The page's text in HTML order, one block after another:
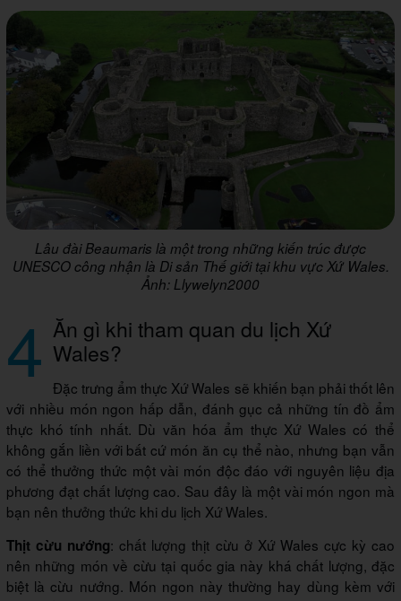
Lâu đài Beaumaris là một trong những kiến trúc được
UNESCO công nhận là Di sản Thế giới tại khu vực Xứ Wales.
Ảnh: Llywelyn2000
4 Ăn gì khi tham quan du lịch Xứ
Wales?
Đặc trưng ẩm thực Xứ Wales sẽ khiến bạn phải thốt lên
với nhiều món ngon hấp dẫn, đánh gục cả những tín đồ ẩm
thực khó tính nhất. Dù văn hóa ẩm thực Xứ Wales có thể
không gắn liền với bất cứ món ăn cụ thể nào, nhưng bạn vẫn
có thể thưởng thức một vài món độc đáo với nguyên liệu địa
phương đạt chất lượng cao. Sau đây là một vài món ngon mà
bạn nên thưởng thức khi du lịch Xứ Wales.
Thịt cừu nướng: chất lượng thịt cừu ở Xứ Wales cực kỳ cao
nên những món về cừu tại quốc gia này khá chất lượng, đặc
biệt là cừu nướng. Món ngon này thường hay dùng kèm với